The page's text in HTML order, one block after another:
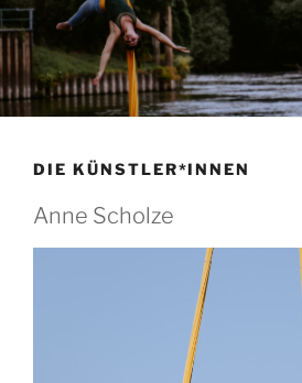
DIE KÜNSTLER*INNEN
Anne Scholze